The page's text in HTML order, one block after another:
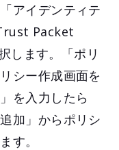
アイデンティテ
Packet
します。「ポリ
シー作成画面を
を入力したら
加」からポリシ
す。